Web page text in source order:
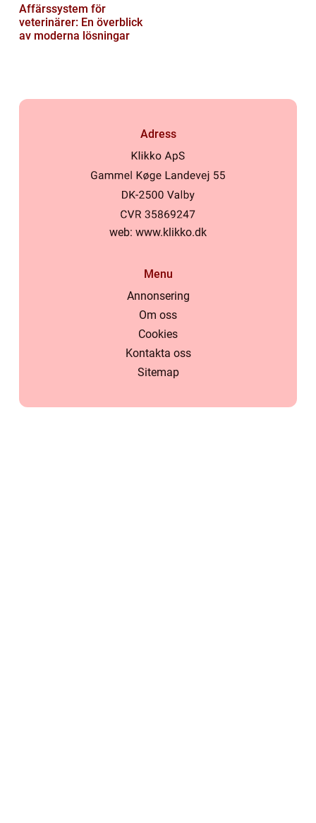
Affärssystem för
veterinärer: En överblick
av moderna lösningar
Adress
web: www.klikko.dk
Menu
Annonsering
Om oss
Cookies
Kontakta oss
Sitemap